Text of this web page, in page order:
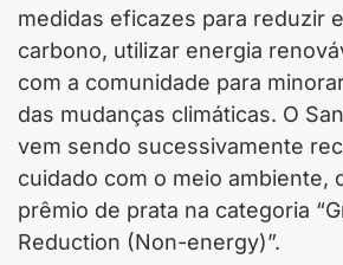
medidas eficazes para reduzir
carbono, utilizar energia
com a comunidade para
das mudanças climáticas. O
vem sendo sucessivamente
cuidado com o meio ambiente,
prêmio de prata na categoria
Reduction (Non-energy)”.